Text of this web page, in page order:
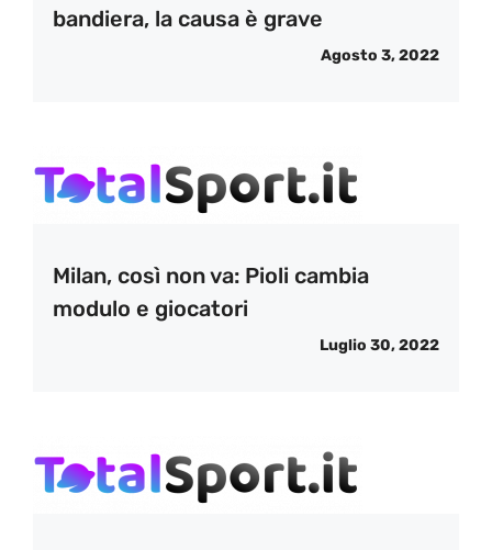
bandiera, la causa è grave
Agosto 3, 2022
Milan, così non va: Pioli cambia
modulo e giocatori
Luglio 30, 2022